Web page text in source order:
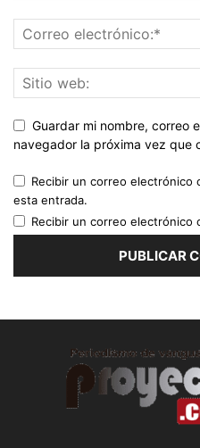
Guardar mi nombre, correo
navegador la próxima vez que
Recibir un correo electrónico
esta entrada.
Recibir un correo electrónico